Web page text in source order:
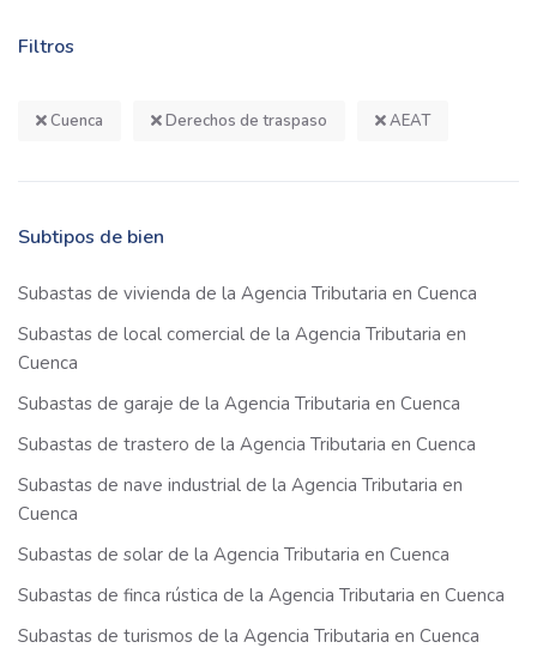
Filtros
Cuenca Derechos de traspaso AEAT
Subtipos de bien
Subastas de vivienda de la Agencia Tributaria en Cuenca
Subastas de local comercial de la Agencia Tributaria en
Cuenca
Subastas de garaje de la Agencia Tributaria en Cuenca
Subastas de trastero de la Agencia Tributaria en Cuenca
Subastas de nave industrial de la Agencia Tributaria en
Cuenca
Subastas de solar de la Agencia Tributaria en Cuenca
Subastas de finca rústica de la Agencia Tributaria en Cuenca
Subastas de turismos de la Agencia Tributaria en Cuenca